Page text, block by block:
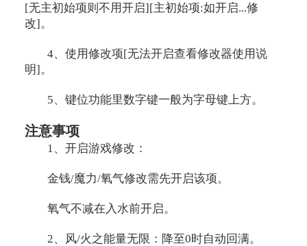
[无主初始项则不用开启][主初始项:如开启...修
改]。
4、使用修改项[无法开启查看修改器使用说
明]。
5、键位功能里数字键一般为字母键上方。
注意事项
1、开启游戏修改：
金钱/魔力/氧气修改需先开启该项。
氧气不减在入水前开启。
2、风/火之能量无限：降至0时自动回满。